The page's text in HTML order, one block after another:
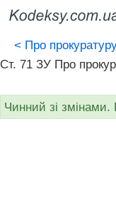
< Про
Ст. 71 ЗУ Про
Чинний зі змінами.